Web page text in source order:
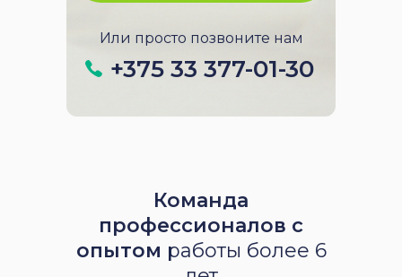
+375 33 377-01-30
Или просто позвоните нам
Команда
профессионалов с
опытом работы более 6